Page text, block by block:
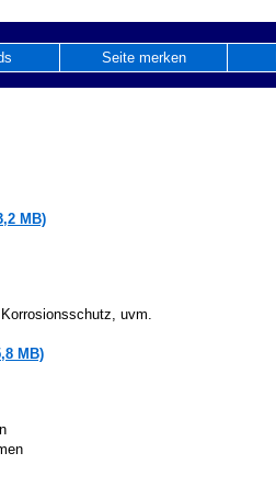
Seite merken
MB)
uvm.
MB)